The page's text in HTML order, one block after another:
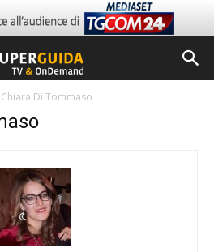
Di Tommaso